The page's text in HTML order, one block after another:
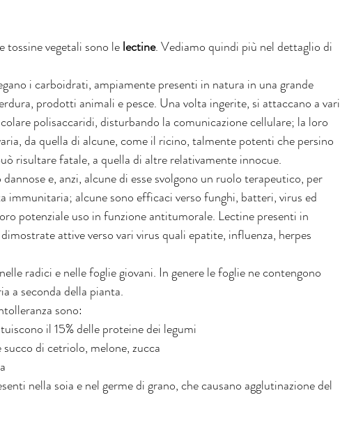
vegetali sono le lectine. Vediamo quindi più nel dettaglio di
i carboidrati, ampiamente presenti in natura in una grande
prodotti animali e pesce. Una volta ingerite, si attaccano a vari
polisaccaridi, disturbando la comunicazione cellulare; la loro
da quella di alcune, come il ricino, talmente potenti che persino
risultare fatale, a quella di altre relativamente innocue.
e, anzi, alcune di esse svolgono un ruolo terapeutico, per
immunitaria; alcune sono efficaci verso funghi, batteri, virus ed
potenziale uso in funzione antitumorale. Lectine presenti in
attive verso vari virus quali epatite, influenza, herpes
radici e nelle foglie giovani. In genere le foglie ne contengono
a seconda della pianta.
sono:
il 15% delle proteine dei legumi
di cetriolo, melone, zucca
nella soia e nel germe di grano, che causano agglutinazione del